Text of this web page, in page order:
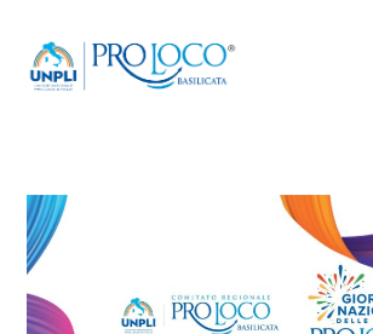
contenuto